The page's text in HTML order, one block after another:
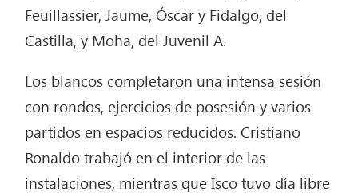
Feuillassier, Jaume, Óscar y Fidalgo, del
Castilla, y Moha, del Juvenil A.
Los blancos completaron una intensa sesión
con rondos, ejercicios de posesión y varios
partidos en espacios reducidos. Cristiano
Ronaldo trabajó en el interior de las
instalaciones, mientras que Isco tuvo día libre